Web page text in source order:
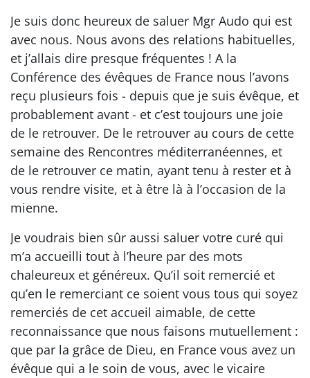
Je suis donc heureux de saluer Mgr Audo qui est
avec nous. Nous avons des relations habituelles,
et j’allais dire presque fréquentes ! A la
Conférence des évêques de France nous l’avons
reçu plusieurs fois - depuis que je suis évêque, et
probablement avant - et c’est toujours une joie
de le retrouver. De le retrouver au cours de cette
semaine des Rencontres méditerranéennes, et
de le retrouver ce matin, ayant tenu à rester et à
vous rendre visite, et à être là à l’occasion de la
mienne.
Je voudrais bien sûr aussi saluer votre curé qui
m’a accueilli tout à l’heure par des mots
chaleureux et généreux. Qu’il soit remercié et
qu’en le remerciant ce soient vous tous qui soyez
remerciés de cet accueil aimable, de cette
reconnaissance que nous faisons mutuellement :
que par la grâce de Dieu, en France vous avez un
évêque qui a le soin de vous, avec le vicaire